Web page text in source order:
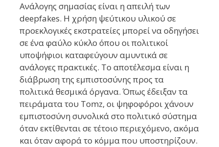
Ανάλογης σημασίας είναι η απειλή των
deepfakes. Η χρήση ψεύτικου υλικού σε
προεκλογικές εκστρατείες μπορεί να οδηγήσει
σε ένα φαύλο κύκλο όπου οι πολιτικοί
υποψήφιοι καταφεύγουν αμυντικά σε
ανάλογες πρακτικές. Το αποτέλεσμα είναι η
διάβρωση της εμπιστοσύνης προς τα
πολιτικά θεσμικά όργανα. Όπως έδειξαν τα
πειράματα του Tomz, οι ψηφοφόροι χάνουν
εμπιστοσύνη συνολικά στο πολιτικό σύστημα
όταν εκτίθενται σε τέτοιο περιεχόμενο, ακόμα
και όταν αφορά το κόμμα που υποστηρίζουν.